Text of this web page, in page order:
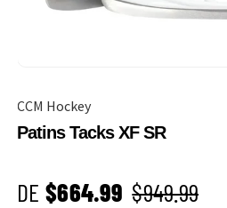
CCM Hockey
Patins Tacks XF SR
PRIX SOLDÉ
DE $664.99 Prix habituel
$949.99